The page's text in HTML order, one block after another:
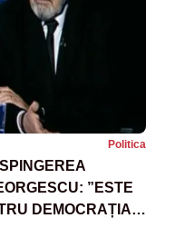
Politica
”ESTE
DEMOCRAȚIA